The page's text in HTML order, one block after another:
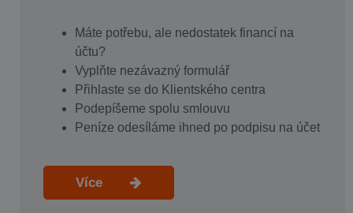
Máte potřebu, ale nedostatek financí na
účtu?
Vyplňte nezávazný formulář
Přihlaste se do Klientského centra
Podepíšeme spolu smlouvu
Peníze odesíláme ihned po podpisu na účet
Více